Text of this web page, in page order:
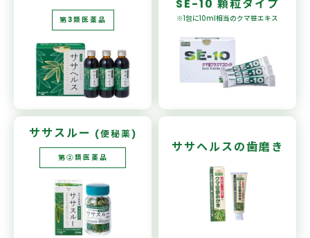
第3類医薬品
SE-10 顆粒タイプ
※1包に10ml相当のクマ笹エキス
ササスルー (便秘薬)
第②類医薬品
ササヘルスの歯磨き